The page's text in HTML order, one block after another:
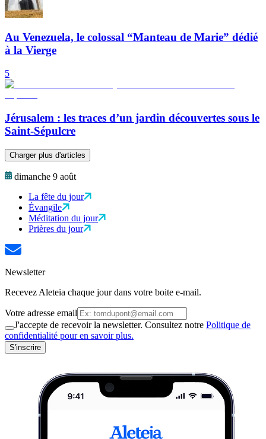
Au Venezuela, le colossal “Manteau de Marie” dédié
à la Vierge
5
Jérusalem : les traces d’un jardin découvertes sous le
Saint-Sépulcre
Charger plus d'articles
dimanche 9 août
La fête du jour
Évangile
Méditation du jour
Prières du jour
Newsletter
Recevez Aleteia chaque jour dans votre boite e-mail.
Votre adresse email
J'accepte de recevoir la newsletter. Consultez notre Politique de
confidentialité pour en savoir plus.
S'inscrire